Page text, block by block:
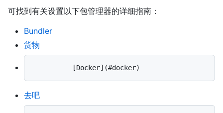
可找到有关设置以下包管理器的详细指南：
Bundler
货物
去吧